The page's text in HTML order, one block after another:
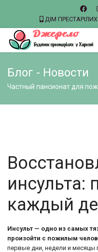
ДІМ ПРЕСТАРІЛИХ
Блог - Новости
Частный пансионат для
инсульта:
каждый
Инсульт — одно из самых
произойти с пожилым
первые дни, недели и месяцы